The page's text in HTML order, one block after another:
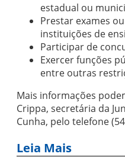
estadual ou
Prestar exames
instituições de
Participar de
Exercer funções
entre outras
Mais informações
Crippa, secretária da
Cunha, pelo telefone
Leia Mais